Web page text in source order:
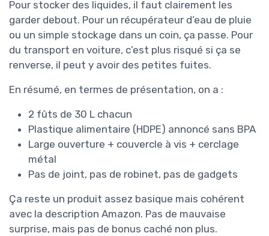
Pour stocker des liquides, il faut clairement les
garder debout. Pour un récupérateur d’eau de pluie
ou un simple stockage dans un coin, ça passe. Pour
du transport en voiture, c’est plus risqué si ça se
renverse, il peut y avoir des petites fuites.
En résumé, en termes de présentation, on a :
2 fûts de 30 L chacun
Plastique alimentaire (HDPE) annoncé sans BPA
Large ouverture + couvercle à vis + cerclage
métal
Pas de joint, pas de robinet, pas de gadgets
Ça reste un produit assez basique mais cohérent
avec la description Amazon. Pas de mauvaise
surprise, mais pas de bonus caché non plus.